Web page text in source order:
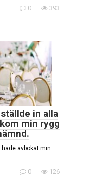
0 393
in alla
min rygg
avbokat min
0 126